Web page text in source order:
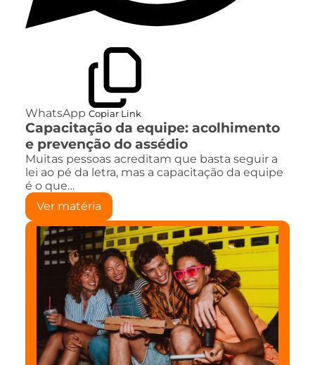
WhatsApp Copiar Link
Capacitação da equipe: acolhimento
e prevenção do assédio
Muitas pessoas acreditam que basta seguir a
lei ao pé da letra, mas a capacitação da equipe
é o que…
Ver matéria